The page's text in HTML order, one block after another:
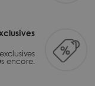
encore.